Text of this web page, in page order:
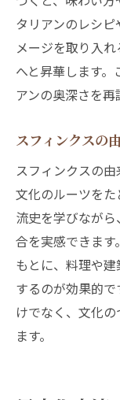
タリアンのレシ
メージを取り入
へと昇華します
アンの奥深さを再
スフィンクスの
スフィンクスの
文化のルーツを
流史を学びなが
合を実感できま
もとに、料理や
するのが効果的
けでなく、文化
ます。